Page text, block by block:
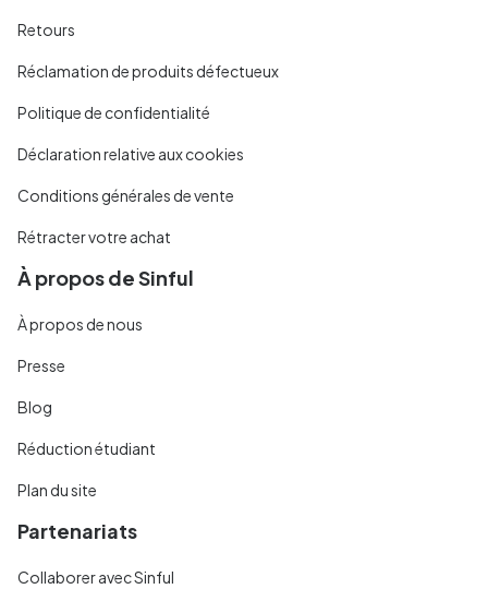
Retours
Réclamation de produits défectueux
Politique de confidentialité
Déclaration relative aux cookies
Conditions générales de vente
Rétracter votre achat
À propos de Sinful
À propos de nous
Presse
Blog
Réduction étudiant
Plan du site
Partenariats
Collaborer avec Sinful